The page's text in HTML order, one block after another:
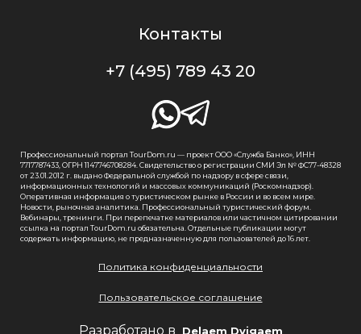
Контакты
+7 (495) 789 43 20
Профессиональный портал TourDom.ru — проект ООО «Служба Банко», ИНН
7717787433, ОГРН 1147746708284. Свидетельство о регистрации СМИ Эл № ФС77-48328
от 23.01.2012 г. выдано Федеральной службой по надзору в сфере связи,
информационных технологий и массовых коммуникаций (Роскомнадзор).
Оперативная информация о туристическом рынке в России и во всем мире.
Новости, рыночная аналитика. Профессиональный туристический форум.
Вебинары, тренинги. При перепечатке материалов или частичном цитировании
ссылка на портал TourDom.ru обязательна. Отдельные публикации могут
содержать информацию, не предназначенную для пользователей до 16 лет.
Политика конфиденциальности
Пользовательское соглашение
Разработано в Delaem Dvigaem